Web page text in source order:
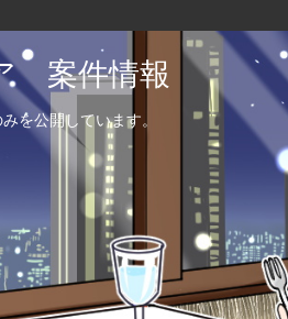
案件情報
を公開しています。